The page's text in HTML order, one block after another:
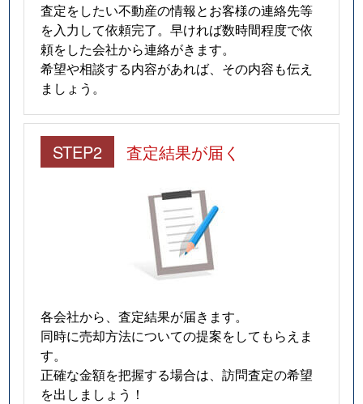
査定をしたい不動産の情報とお客様の連絡先等
を入力して依頼完了。早ければ数時間程度で依
頼をした会社から連絡がきます。
希望や相談する内容があれば、その内容も伝え
ましょう。
STEP2 査定結果が届く
各会社から、査定結果が届きます。
同時に売却方法についての提案をしてもらえま
す。
正確な金額を把握する場合は、訪問査定の希望
を出しましょう！